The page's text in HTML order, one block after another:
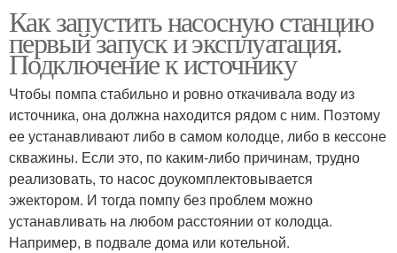
Как запустить насосную станцию
первый запуск и эксплуатация.
Подключение к источнику
Чтобы помпа стабильно и ровно откачивала воду из
источника, она должна находится рядом с ним. Поэтому
ее устанавливают либо в самом колодце, либо в кессоне
скважины. Если это, по каким-либо причинам, трудно
реализовать, то насос доукомплектовывается
эжектором. И тогда помпу без проблем можно
устанавливать на любом расстоянии от колодца.
Например, в подвале дома или котельной.